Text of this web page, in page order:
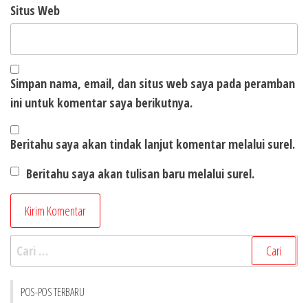
Situs Web
Simpan nama, email, dan situs web saya pada peramban
ini untuk komentar saya berikutnya.
Beritahu saya akan tindak lanjut komentar melalui surel.
Beritahu saya akan tulisan baru melalui surel.
Cari
untuk:
POS-POS TERBARU